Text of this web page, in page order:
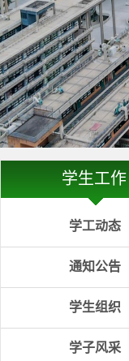
学生工作
学工动态
通知公告
学生组织
学子风采